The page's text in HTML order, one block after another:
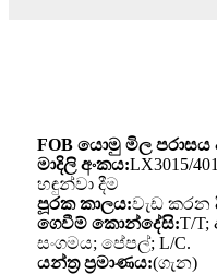
FOB යොමු මිල
මාදිලි අංකය:LX3015/
හඳුන්වා දීම
පූරක කාලය:වැඩ කරන
ගෙවීම් කොන්දේසි:T/
සංගමය; පේපල්; L/C.
යන්ත්‍ර ප්‍රමාණය:(ගැන)